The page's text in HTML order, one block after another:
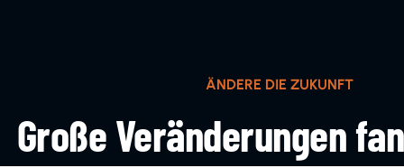
ÄNDERE DIE ZUKUNFT
Große Veränderungen